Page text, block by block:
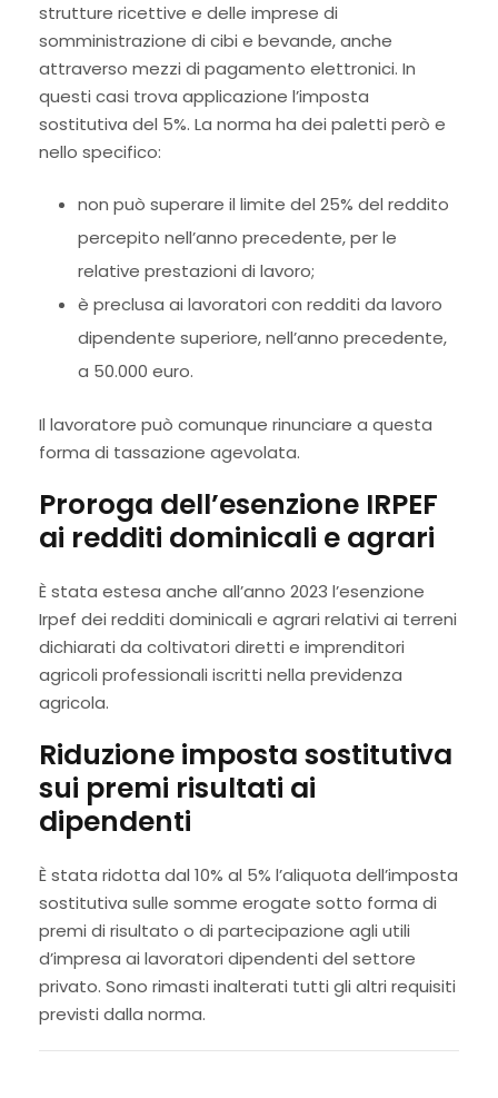
strutture ricettive e delle imprese di
somministrazione di cibi e bevande, anche
attraverso mezzi di pagamento elettronici. In
questi casi trova applicazione l’imposta
sostitutiva del 5%. La norma ha dei paletti però e
nello specifico:
non può superare il limite del 25% del reddito
percepito nell’anno precedente, per le
relative prestazioni di lavoro;
è preclusa ai lavoratori con redditi da lavoro
dipendente superiore, nell’anno precedente,
a 50.000 euro.
Il lavoratore può comunque rinunciare a questa
forma di tassazione agevolata.
Proroga dell’esenzione IRPEF
ai redditi dominicali e agrari
È stata estesa anche all’anno 2023 l’esenzione
Irpef dei redditi dominicali e agrari relativi ai terreni
dichiarati da coltivatori diretti e imprenditori
agricoli professionali iscritti nella previdenza
agricola.
Riduzione imposta sostitutiva
sui premi risultati ai
dipendenti
È stata ridotta dal 10% al 5% l’aliquota dell’imposta
sostitutiva sulle somme erogate sotto forma di
premi di risultato o di partecipazione agli utili
d’impresa ai lavoratori dipendenti del settore
privato. Sono rimasti inalterati tutti gli altri requisiti
previsti dalla norma.